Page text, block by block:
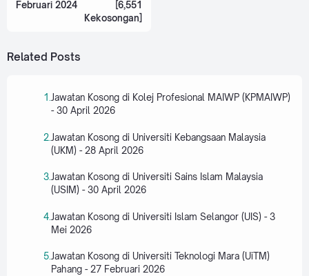
Februari 2024
[6,551
Kekosongan]
Related Posts
Jawatan Kosong di Kolej Profesional MAIWP (KPMAIWP)
- 30 April 2026
Jawatan Kosong di Universiti Kebangsaan Malaysia
(UKM) - 28 April 2026
Jawatan Kosong di Universiti Sains Islam Malaysia
(USIM) - 30 April 2026
Jawatan Kosong di Universiti Islam Selangor (UIS) - 3
Mei 2026
Jawatan Kosong di Universiti Teknologi Mara (UiTM)
Pahang - 27 Februari 2026